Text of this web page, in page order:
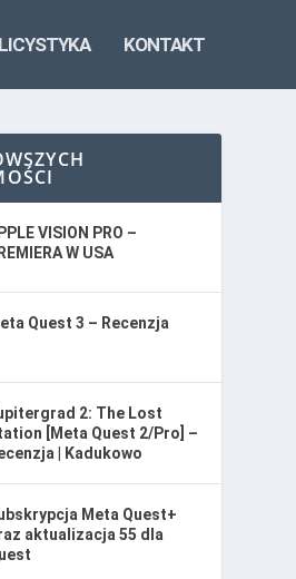
KONTAKT
VISION PRO –
W USA
Quest 3 – Recenzja
2: The Lost
[Meta Quest 2/Pro] –
| Kadukowo
Meta Quest+
aktualizacja 55 dla